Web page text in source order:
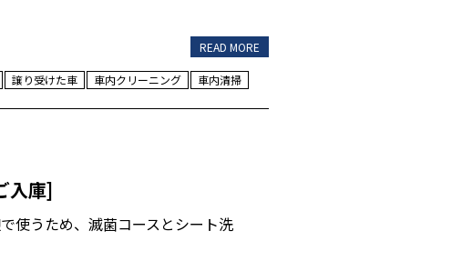
READ MORE
譲り受けた車 車内クリーニング 車内清掃
入庫]
使うため、滅菌コースとシート洗